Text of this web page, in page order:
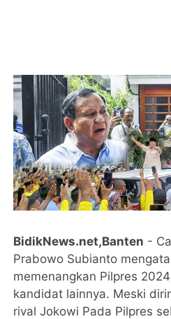
BidikNews.net,Banten -
Prabowo Subianto
memenangkan Pilpres
kandidat lainnya. Meski
rival Jokowi Pada Pilpres